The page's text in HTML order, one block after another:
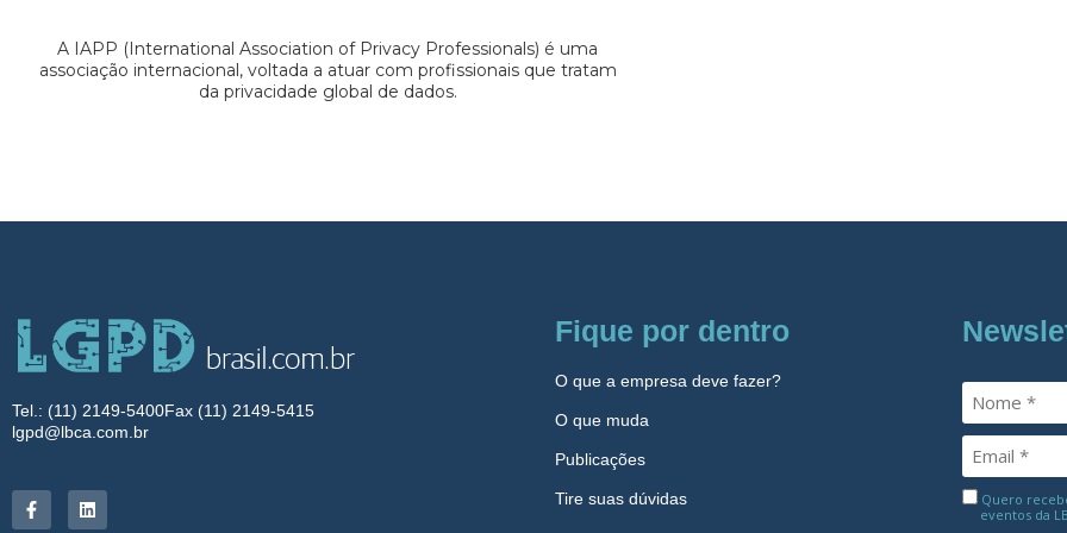
A IAPP (International Association of Privacy Professionals) é uma
associação internacional, voltada a atuar com profissionais que tratam
da privacidade global de dados.
Tel.: (11) 2149-5400Fax (11) 2149-5415
lgpd@lbca.com.br
Fique por dentro
O que a empresa deve fazer?
O que muda
Publicações
Tire suas dúvidas
Quero
eventos da